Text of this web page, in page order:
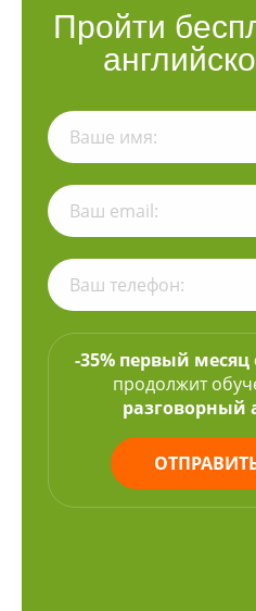
Пройти
-35% первый месяц
продолжит
разговорный